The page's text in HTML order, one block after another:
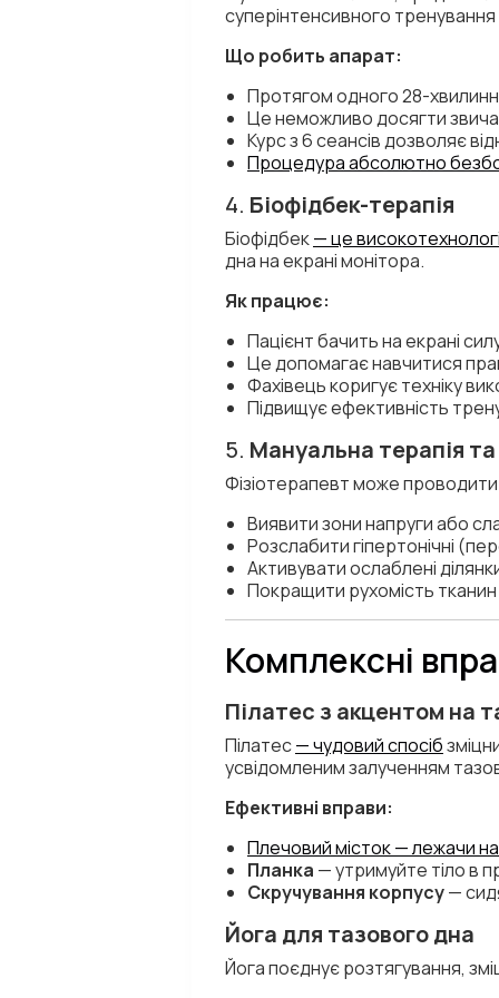
суперінтенсивного
Що робить апарат:
Протягом одного 28-
Це неможливо досягти
Курс з 6 сеансів дозволяє
Процедура абсолютно
4. Біофідбек-терапія
Біофідбек— це
дна на екрані монітора.
Як працює:
Пацієнт бачить на екрані
Це допомагає навчитися
Фахівець коригує техніку
Підвищує ефективність
5. Мануальна терапія
Фізіотерапевт може проводити
Виявити зони напруги або
Розслабити гіпертонічні
Активувати ослаблені
Покращити рухомість тканин
Комплексні
Пілатес з акцентом на
Пілатес— чудовий спосіб
усвідомленим залученням
Ефективні вправи:
Плечовий місток — лежачи на
Планка — утримуйте тіло в
Скручування корпусу—
Йога для тазового дна
Йога поєднує розтягування,